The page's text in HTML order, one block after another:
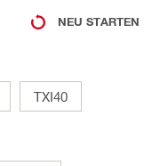
NEU STARTEN
TXI40